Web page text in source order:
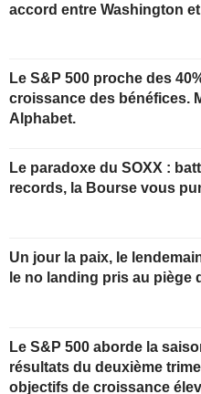
accord entre Washington
Le S&P 500 proche des
croissance des bénéfices.
Alphabet.
Le paradoxe du SOXX :
records, la Bourse vous
Un jour la paix, le
le no landing pris au piège
Le S&P 500 aborde la
résultats du deuxième
objectifs de croissance